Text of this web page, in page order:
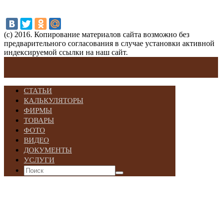
(с) 2016. Копирование материалов сайта возможно без
предварительного согласования в случае установки активной
индексируемой ссылки на наш сайт.
СТАТЬИ
КАЛЬКУЛЯТОРЫ
ФИРМЫ
ТОВАРЫ
ФОТО
ВИДЕО
ДОКУМЕНТЫ
УСЛУГИ